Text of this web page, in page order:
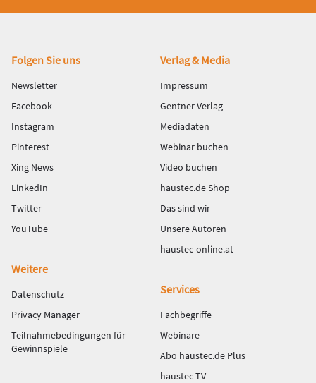
Fußbereich
Folgen Sie uns
Newsletter
Facebook
Instagram
Pinterest
Xing News
LinkedIn
Twitter
YouTube
Verlag & Media
Impressum
Gentner Verlag
Mediadaten
Webinar buchen
Video buchen
haustec.de Shop
Das sind wir
Unsere Autoren
haustec-online.at
Weitere
Datenschutz
Privacy Manager
Teilnahmebedingungen für
Gewinnspiele
Services
Fachbegriffe
Webinare
Abo haustec.de Plus
haustec TV